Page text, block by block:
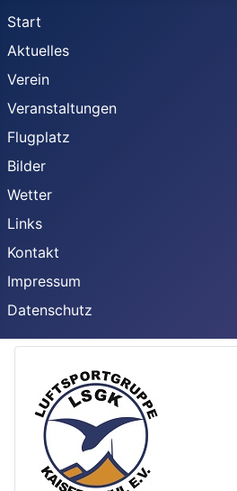
Start
Aktuelles
Verein
Veranstaltungen
Flugplatz
Bilder
Wetter
Links
Kontakt
Impressum
Datenschutz